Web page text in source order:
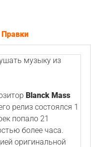
Правки
музыку из
Blanck Mass
релиз состоялся 1
попало 21
более часа.
оригинальной